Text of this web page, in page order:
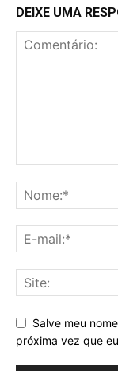
DEIXE UMA
Salve meu
próxima vez que